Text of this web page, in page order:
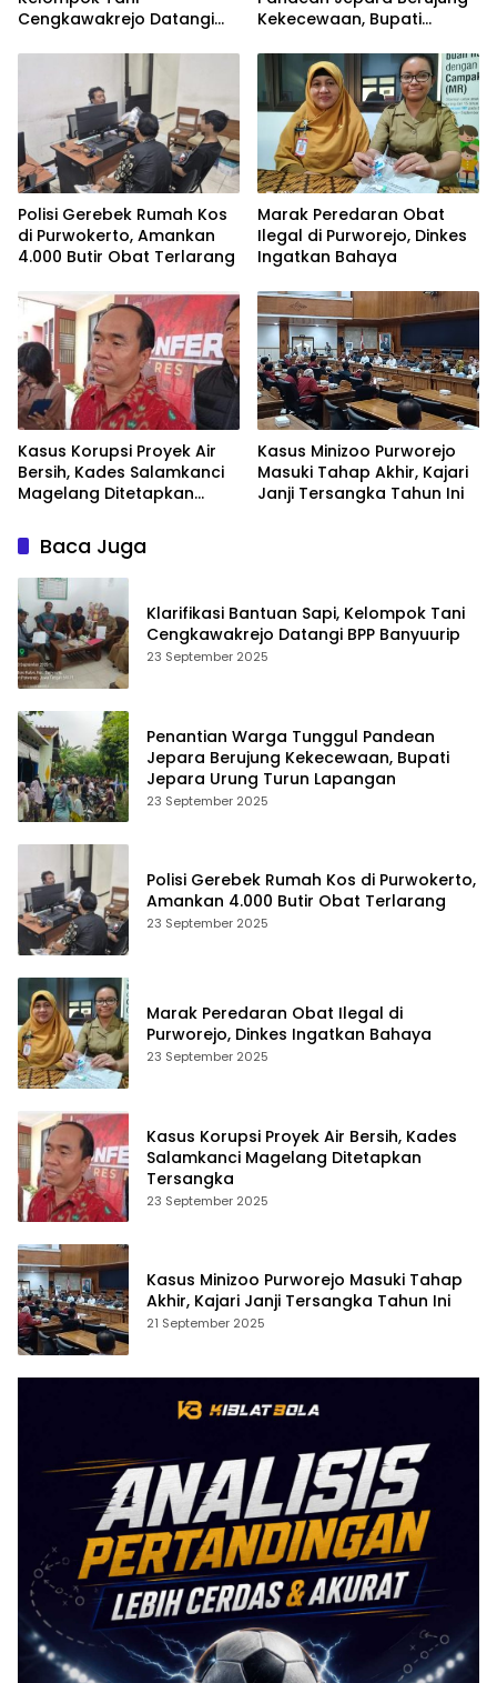
Cengkawakrejo Datangi
Kekecewaan, Bupati
Lapangan
Polisi Gerebek Rumah Kos
di Purwokerto, Amankan
4.000 Butir Obat Terlarang
Marak Peredaran Obat
Ilegal di Purworejo, Dinkes
Ingatkan Bahaya
Kasus Korupsi Proyek Air
Bersih, Kades Salamkanci
Magelang Ditetapkan
Kasus Minizoo Purworejo
Masuki Tahap Akhir, Kajari
Janji Tersangka Tahun Ini
Baca Juga
Klarifikasi Bantuan Sapi, Kelompok Tani
Cengkawakrejo Datangi BPP Banyuurip
23 September 2025
Penantian Warga Tunggul Pandean
Jepara Berujung Kekecewaan, Bupati
Jepara Urung Turun Lapangan
23 September 2025
Polisi Gerebek Rumah Kos di Purwokerto,
Amankan 4.000 Butir Obat Terlarang
23 September 2025
Marak Peredaran Obat Ilegal di
Purworejo, Dinkes Ingatkan Bahaya
23 September 2025
Kasus Korupsi Proyek Air Bersih, Kades
Salamkanci Magelang Ditetapkan
Tersangka
23 September 2025
Kasus Minizoo Purworejo Masuki Tahap
Akhir, Kajari Janji Tersangka Tahun Ini
21 September 2025